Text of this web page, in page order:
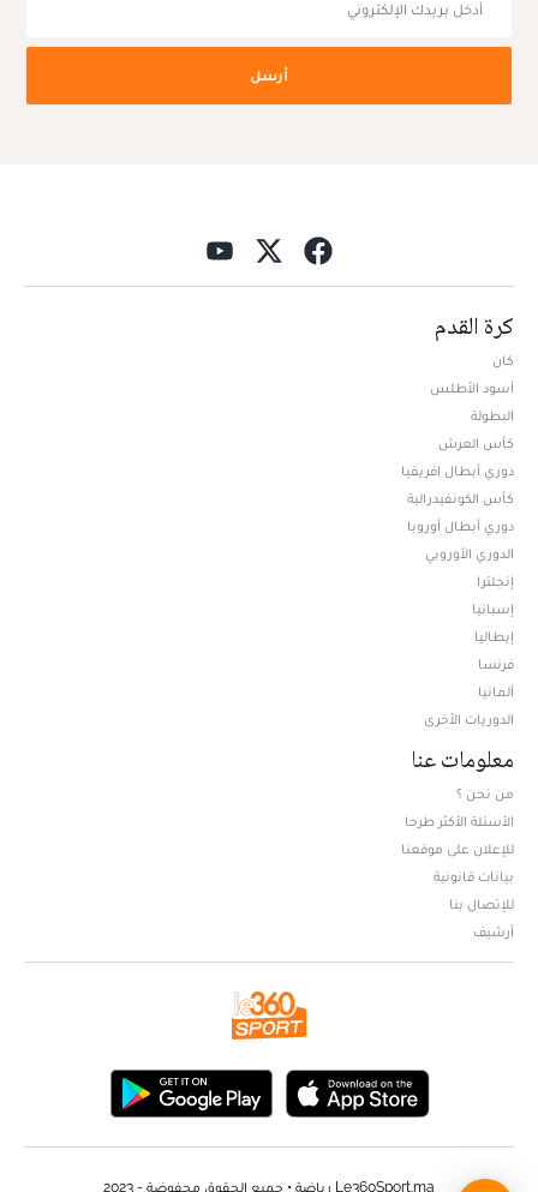
أرسل
كرة القدم
كان
أسود الأطلس
البطولة
كأس العرش
دوري أبطال افريقيا
كأس الكونفيدرالية
دوري أبطال أوروبا
الدوري الأوروبي
إنجلترا
إسبانيا
إيطاليا
فرنسا
ألمانيا
الدوريات الأخرى
معلومات عنا
من نحن ؟
الأسئلة الأكثر طرحا
للإعلان على موقعنا
بيانات قانونية
للإتصال بنا
أرشيف
Le360Sport.ma رياضة • جميع الحقوق محفوضة - 2023